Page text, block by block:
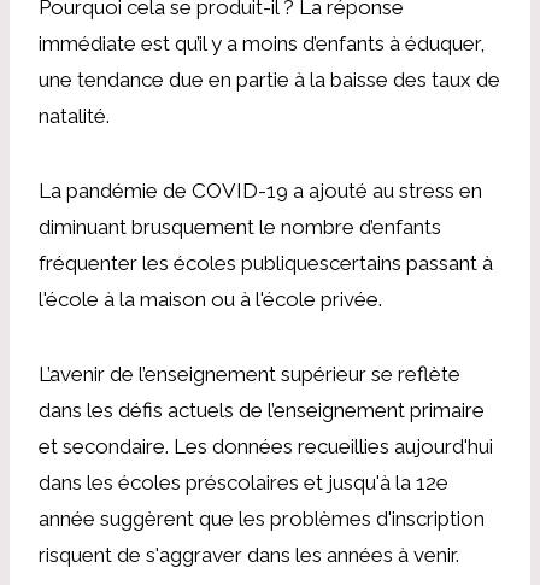
Pourquoi cela se produit-il ? La réponse
immédiate est qu’il y a moins d’enfants à éduquer,
une tendance due en partie à la baisse des taux de
natalité.
La pandémie de COVID-19 a ajouté au stress en
diminuant brusquement le nombre d’enfants
fréquenter les écoles publiquescertains passant à
l'école à la maison ou à l'école privée.
L’avenir de l’enseignement supérieur se reflète
dans les défis actuels de l’enseignement primaire
et secondaire. Les données recueillies aujourd'hui
dans les écoles préscolaires et jusqu'à la 12e
année suggèrent que les problèmes d'inscription
risquent de s'aggraver dans les années à venir.